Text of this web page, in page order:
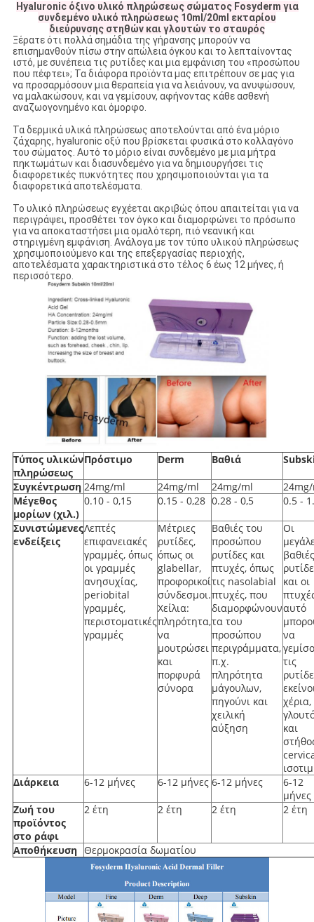
Hyaluronic όξινο υλικό πληρώσεως σώματος Fosyderm για
συνδεμένο υλικό πληρώσεως 10ml/20ml εκταρίου
διεύρυνσης στηθών και γλουτών το σταυρός
Ξέρατε ότι πολλά σημάδια της γήρανσης μπορούν να
επισημανθούν πίσω στην απώλεια όγκου και το λεπταίνοντας
ιστό, με συνέπεια τις ρυτίδες και μια εμφάνιση του «προσώπου
που πέφτει»; Τα διάφορα προϊόντα μας επιτρέπουν σε μας για
να προσαρμόσουν μια θεραπεία για να λειάνουν, να ανυψώσουν,
να μαλακώσουν, και να γεμίσουν, αφήνοντας κάθε ασθενή
αναζωογονημένο και όμορφο.
Τα δερμικά υλικά πληρώσεως αποτελούνται από ένα μόριο
ζάχαρης, hyaluronic οξύ που βρίσκεται φυσικά στο κολλαγόνο
του σώματος. Αυτό το μόριο είναι συνδεμένο με μια μήτρα
πηκτωμάτων και διασυνδεμένο για να δημιουργήσει τις
διαφορετικές πυκνότητες που χρησιμοποιούνται για τα
διαφορετικά αποτελέσματα.
Το υλικό πληρώσεως εγχέεται ακριβώς όπου απαιτείται για να
περιγράψει, προσθέτει τον όγκο και διαμορφώνει το πρόσωπο
για να αποκαταστήσει μια ομαλότερη, πιό νεανική και
στηριγμένη εμφάνιση. Ανάλογα με τον τύπο υλικού πληρώσεως
χρησιμοποιούμενο και της επεξεργασίας περιοχής,
αποτελέσματα χαρακτηριστικά στο τέλος 6 έως 12 μήνες, ή
περισσότερο.
Τύπος υλικών
πληρώσεως
Πρόστιμο Derm Βαθιά
Συγκέντρωση 24mg/ml 24mg/ml 24mg/ml
Μέγεθος
μορίων (χιλ.)
0.10 - 0,15 0.15 - 0,28 0.28 - 0,5 0.5 -
Συνιστώμενες
ενδείξεις
Λεπτές
επιφανειακές
γραμμές, όπως
οι γραμμές
ανησυχίας,
periobital
γραμμές,
περιστοματικές
γραμμές
Μέτριες
ρυτίδες,
όπως οι
glabellar,
προφορικοί
σύνδεσμοι.
Χείλια:
πληρότητα,
να
μουτρώσει
και
πορφυρά
σύνορα
Βαθιές του
προσώπου
ρυτίδες και
πτυχές, όπως
τις nasolabial
πτυχές, που
διαμορφώνουν
τα του
προσώπου
περιγράμματα,
π.χ.
πληρότητα
μάγουλων,
πηγούνι και
χειλική
αύξηση
Οι
βαθιές
και οι
αυτό
να
τις
χέρια,
και
Διάρκεια
6-12 μήνες 6-12 μήνες 6-12 μήνες
6-12
μήνες
Ζωή του
προϊόντος
στο ράφι
2 έτη 2 έτη 2 έτη 2 έτη
Αποθήκευση Θερμοκρασία δωματίου